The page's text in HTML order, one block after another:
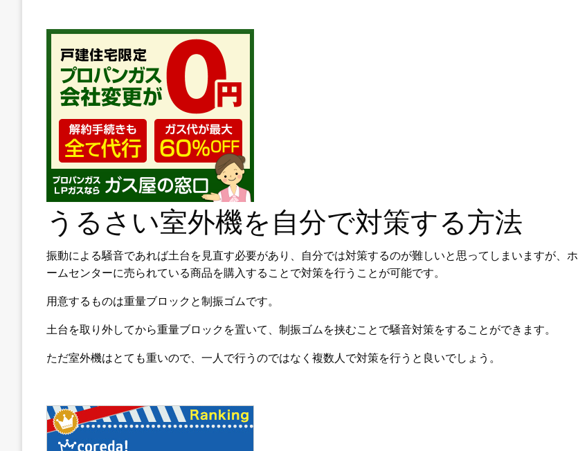
うるさい室外機を自分で対策する方法
振動による騒音であれば土台を見直す必要があり、自分では対策するのが難しいと思ってしまいますが、ホ
ームセンターに売られている商品を購入することで対策を行うことが可能です。
用意するものは重量ブロックと制振ゴムです。
土台を取り外してから重量ブロックを置いて、制振ゴムを挟むことで騒音対策をすることができます。
ただ室外機はとても重いので、一人で行うのではなく複数人で対策を行うと良いでしょう。